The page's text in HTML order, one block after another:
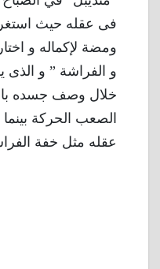
ومضة لإكماله و
و الفراشة ” و
خلال وصف جسده
الصعب الحركة
عقله مثل خفة